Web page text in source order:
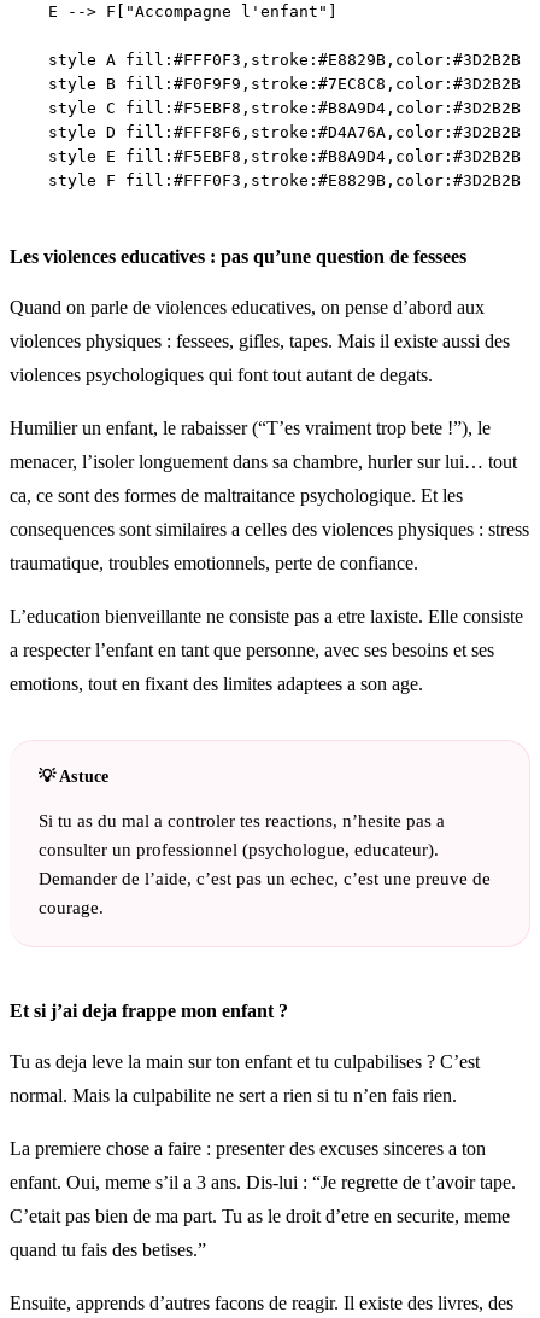
    E --> F["Accompagne l'enfant"]
    style A fill:#FFF0F3,stroke:#E8829B,color:#3D2B2B
    style B fill:#F0F9F9,stroke:#7EC8C8,color:#3D2B2B
    style C fill:#F5EBF8,stroke:#B8A9D4,color:#3D2B2B
    style D fill:#FFF8F6,stroke:#D4A76A,color:#3D2B2B
    style E fill:#F5EBF8,stroke:#B8A9D4,color:#3D2B2B
Les violences educatives : pas qu’une question de fessees
Quand on parle de violences educatives, on pense d’abord aux
violences physiques : fessees, gifles, tapes. Mais il existe aussi des
violences psychologiques qui font tout autant de degats.
Humilier un enfant, le rabaisser (“T’es vraiment trop bete !”), le
menacer, l’isoler longuement dans sa chambre, hurler sur lui… tout
ca, ce sont des formes de maltraitance psychologique. Et les
consequences sont similaires a celles des violences physiques : stress
traumatique, troubles emotionnels, perte de confiance.
L’education bienveillante ne consiste pas a etre laxiste. Elle consiste
a respecter l’enfant en tant que personne, avec ses besoins et ses
emotions, tout en fixant des limites adaptees a son age.
Si tu as du mal a controler tes reactions, n’hesite pas a
consulter un professionnel (psychologue, educateur).
Demander de l’aide, c’est pas un echec, c’est une preuve de
courage.
Et si j’ai deja frappe mon enfant ?
Tu as deja leve la main sur ton enfant et tu culpabilises ? C’est
normal. Mais la culpabilite ne sert a rien si tu n’en fais rien.
La premiere chose a faire : presenter des excuses sinceres a ton
enfant. Oui, meme s’il a 3 ans. Dis-lui : “Je regrette de t’avoir tape.
C’etait pas bien de ma part. Tu as le droit d’etre en securite, meme
quand tu fais des betises.”
Ensuite, apprends d’autres facons de reagir. Il existe des livres, des